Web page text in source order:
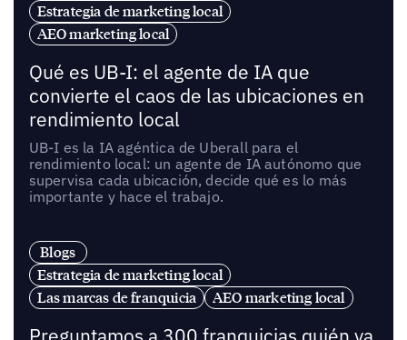
Estrategia de marketing local
AEO marketing local
Qué es UB-I: el agente de IA que
convierte el caos de las ubicaciones en
rendimiento local
UB-I es la IA agéntica de Uberall para el
rendimiento local: un agente de IA autónomo que
supervisa cada ubicación, decide qué es lo más
importante y hace el trabajo.
Blogs
Estrategia de marketing local
Las marcas de franquicia
AEO marketing local